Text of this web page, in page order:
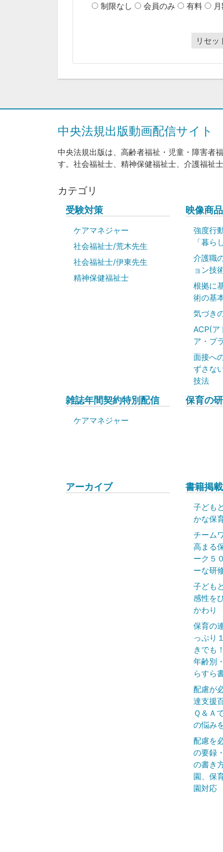
制限なし 会員のみ 有料
リセッ
中央法規出版動画配信サイト
中央法規出版は、高齢者福祉・児童・障害者
す。社会福祉士、精神保健福祉士、介護福祉
カテゴリ
受験対策
ケアマネジャー
社会福祉士/荒木先生
社会福祉士/伊東先生
精神保健福祉士
映像商品
強度行
「暮ら
介護職
ョン技
根拠に
術の基
気づき
ACP(ア
ア・プ
面接へ
ずさな
技法
雑誌年間契約特別配信
ケアマネジャー
保育の
アーカイブ 書籍掲
子ども
かな保
チーム
高まる
ーク５
ーな研
子ども
感性を
かわり
保育の
っぷり
きでも
年齢別
らすら
配慮が
達支援
Ｑ＆Ａ
の悩み
配慮を
の要録
の書き
園、保
園対応